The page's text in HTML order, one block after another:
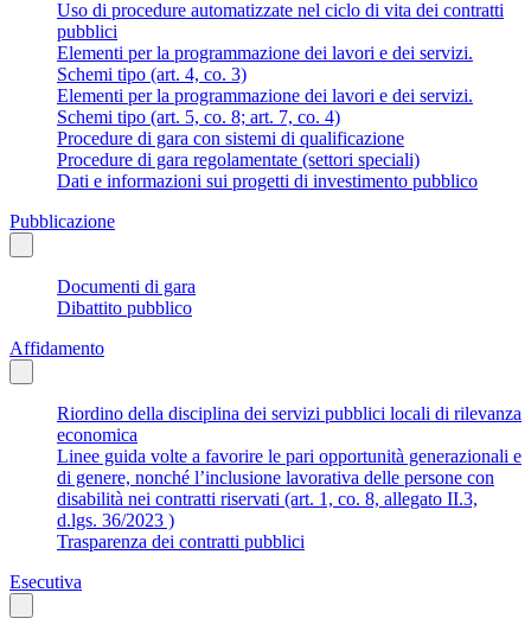
Uso di procedure automatizzate nel ciclo di vita dei contratti
pubblici
Elementi per la programmazione dei lavori e dei servizi.
Schemi tipo (art. 4, co. 3)
Elementi per la programmazione dei lavori e dei servizi.
Schemi tipo (art. 5, co. 8; art. 7, co. 4)
Procedure di gara con sistemi di qualificazione
Procedure di gara regolamentate (settori speciali)
Dati e informazioni sui progetti di investimento pubblico
Pubblicazione
Documenti di gara
Dibattito pubblico
Affidamento
Riordino della disciplina dei servizi pubblici locali di rilevanza
economica
Linee guida volte a favorire le pari opportunità generazionali e
di genere, nonché l’inclusione lavorativa delle persone con
disabilità nei contratti riservati (art. 1, co. 8, allegato II.3,
d.lgs. 36/2023 )
Trasparenza dei contratti pubblici
Esecutiva